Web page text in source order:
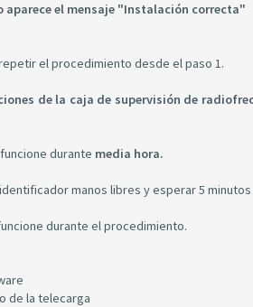
el mensaje "Instalación correcta"
el procedimiento desde el paso 1.
de la caja de supervisión de
funcione durante media hora.
manos libres y esperar 5
durante el procedimiento.
de la telecarga